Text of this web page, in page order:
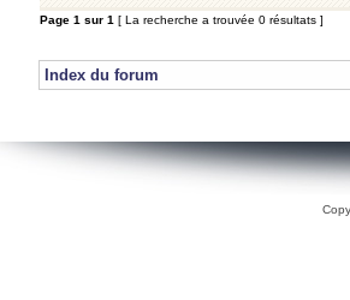
Page 1 sur 1 [ La recherche a trouvée 0 résultats ]
Index du forum